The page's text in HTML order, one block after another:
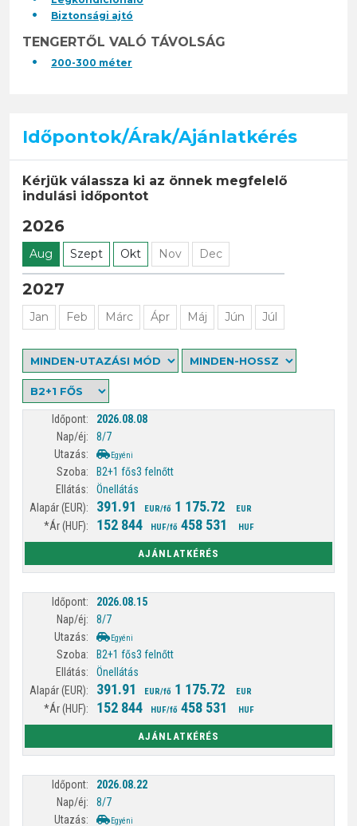
Biztonsági ajtó
TENGERTŐL VALÓ TÁVOLSÁG
200-300 méter
Időpontok/Árak/Ajánlatkérés
Kérjük válassza ki az önnek megfelelő
indulási időpontot
2026
Aug Szept Okt Nov Dec
2027
Jan Feb Márc Ápr Máj Jún Júl
2026.08.08
8/7
Egyéni
B2+1 fős3 felnőtt
Önellátás
391.91 EUR/fő 1 175.72 EUR
152 844 HUF/fő 458 531 HUF
AJÁNLATKÉRÉS
2026.08.15
8/7
Egyéni
B2+1 fős3 felnőtt
Önellátás
391.91 EUR/fő 1 175.72 EUR
152 844 HUF/fő 458 531 HUF
AJÁNLATKÉRÉS
2026.08.22
8/7
Egyéni